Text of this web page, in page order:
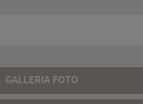
GALLERIA FOTO